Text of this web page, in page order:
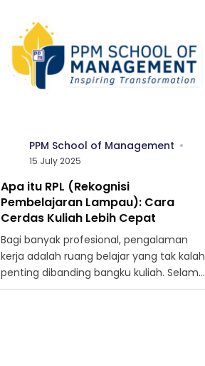
PPM School of Management
15 July 2025
Apa itu RPL (Rekognisi
Pembelajaran Lampau): Cara
Cerdas Kuliah Lebih Cepat
Bagi banyak profesional, pengalaman
kerja adalah ruang belajar yang tak kalah
penting dibanding bangku kuliah. Selama
bertahun-tahun, Anda mungkin telah